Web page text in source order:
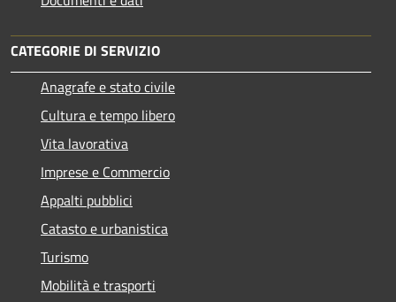
CATEGORIE DI SERVIZIO
Anagrafe e stato civile
Cultura e tempo libero
Vita lavorativa
Imprese e Commercio
Appalti pubblici
Catasto e urbanistica
Turismo
Mobilità e trasporti